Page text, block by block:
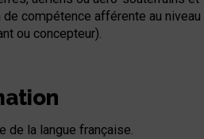
compétence afférente au niveau
ou concepteur).
de la langue française.